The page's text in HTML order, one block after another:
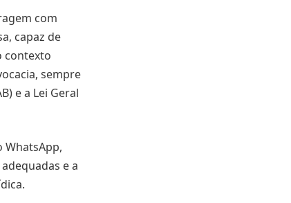
com
capaz de
contexto
sempre
e a Lei Geral
WhatsApp,
e a